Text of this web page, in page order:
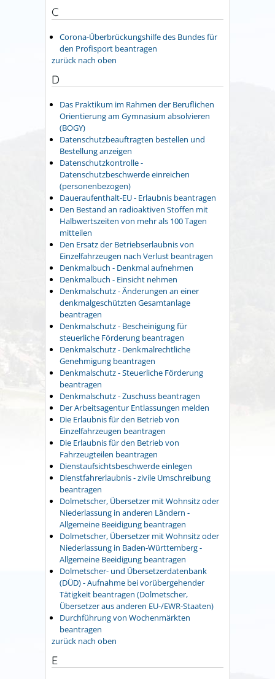
C
Corona-Überbrückungshilfe des Bundes für
den Profisport beantragen
zurück nach oben
D
Das Praktikum im Rahmen der Beruflichen
Orientierung am Gymnasium absolvieren
(BOGY)
Datenschutzbeauftragten bestellen und
Bestellung anzeigen
Datenschutzkontrolle -
Datenschutzbeschwerde einreichen
(personenbezogen)
Daueraufenthalt-EU - Erlaubnis beantragen
Den Bestand an radioaktiven Stoffen mit
Halbwertszeiten von mehr als 100 Tagen
mitteilen
Den Ersatz der Betriebserlaubnis von
Einzelfahrzeugen nach Verlust beantragen
Denkmalbuch - Denkmal aufnehmen
Denkmalbuch - Einsicht nehmen
Denkmalschutz - Änderungen an einer
denkmalgeschützten Gesamtanlage
beantragen
Denkmalschutz - Bescheinigung für
steuerliche Förderung beantragen
Denkmalschutz - Denkmalrechtliche
Genehmigung beantragen
Denkmalschutz - Steuerliche Förderung
beantragen
Denkmalschutz - Zuschuss beantragen
Der Arbeitsagentur Entlassungen melden
Die Erlaubnis für den Betrieb von
Einzelfahrzeugen beantragen
Die Erlaubnis für den Betrieb von
Fahrzeugteilen beantragen
Dienstaufsichtsbeschwerde einlegen
Dienstfahrerlaubnis - zivile Umschreibung
beantragen
Dolmetscher, Übersetzer mit Wohnsitz oder
Niederlassung in anderen Ländern -
Allgemeine Beeidigung beantragen
Dolmetscher, Übersetzer mit Wohnsitz oder
Niederlassung in Baden-Württemberg -
Allgemeine Beeidigung beantragen
Dolmetscher- und Übersetzerdatenbank
(DÜD) - Aufnahme bei vorübergehender
Tätigkeit beantragen (Dolmetscher,
Übersetzer aus anderen EU-/EWR-Staaten)
Durchführung von Wochenmärkten
beantragen
zurück nach oben
E